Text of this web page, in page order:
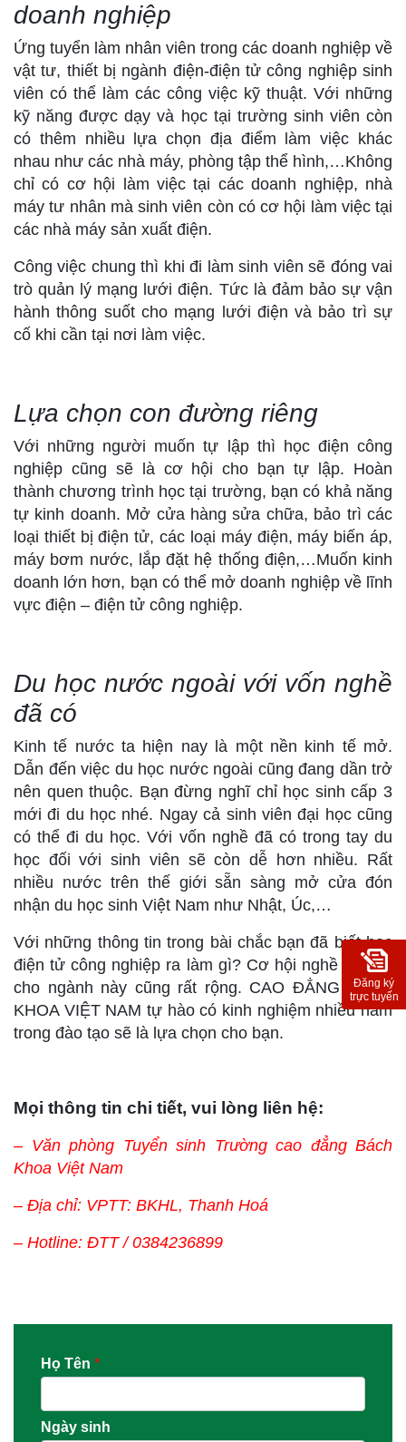
doanh nghiệp
Ứng tuyển làm nhân viên trong các doanh nghiệp về
vật tư, thiết bị ngành điện-điện tử công nghiệp sinh
viên có thể làm các công việc kỹ thuật. Với những
kỹ năng được dạy và học tại trường sinh viên còn
có thêm nhiều lựa chọn địa điểm làm việc khác
nhau như các nhà máy, phòng tập thể hình,…Không
chỉ có cơ hội làm việc tại các doanh nghiệp, nhà
máy tư nhân mà sinh viên còn có cơ hội làm việc tại
các nhà máy sản xuất điện.
Công việc chung thì khi đi làm sinh viên sẽ đóng vai
trò quản lý mạng lưới điện. Tức là đảm bảo sự vận
hành thông suốt cho mạng lưới điện và bảo trì sự
cố khi cần tại nơi làm việc.
Lựa chọn con đường riêng
Với những người muốn tự lập thì học điện công
nghiệp cũng sẽ là cơ hội cho bạn tự lập. Hoàn
thành chương trình học tại trường, bạn có khả năng
tự kinh doanh. Mở cửa hàng sửa chữa, bảo trì các
loại thiết bị điện tử, các loại máy điện, máy biến áp,
máy bơm nước, lắp đặt hệ thống điện,…Muốn kinh
doanh lớn hơn, bạn có thể mở doanh nghiệp về lĩnh
vực điện – điện tử công nghiệp.
Du học nước ngoài với vốn nghề
đã có
Kinh tế nước ta hiện nay là một nền kinh tế mở.
Dẫn đến việc du học nước ngoài cũng đang dần trở
nên quen thuộc. Bạn đừng nghĩ chỉ học sinh cấp 3
mới đi du học nhé. Ngay cả sinh viên đại học cũng
có thể đi du học. Với vốn nghề đã có trong tay du
học đối với sinh viên sẽ còn dễ hơn nhiều. Rất
nhiều nước trên thế giới sẵn sàng mở cửa đón
nhận du học sinh Việt Nam như Nhật, Úc,…
Với những thông tin trong bài chắc bạn đã biết học
điện tử công nghiệp ra làm gì? Cơ hội nghề nghiệp
cho ngành này cũng rất rộng. CAO ĐẲNG BÁCH
KHOA VIỆT NAM tự hào có kinh nghiệm nhiều năm
trong đào tạo sẽ là lựa chọn cho bạn.
Mọi thông tin chi tiết, vui lòng liên hệ:
– Văn phòng Tuyển sinh Trường cao đẳng Bách
Khoa Việt Nam
– Địa chỉ: VPTT: BKHL, Thanh Hoá
– Hotline: ĐTT / 0384236899
Họ Tên *
Ngày sinh
Đăng ký
trực tuyến